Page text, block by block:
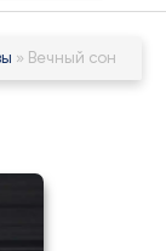
» Вечный сон